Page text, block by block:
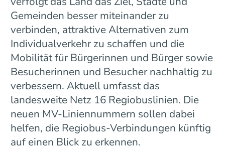
Gemeinden besser miteinander zu
verbinden, attraktive Alternativen zum
Individualverkehr zu schaffen und die
Mobilität für Bürgerinnen und Bürger sowie
Besucherinnen und Besucher nachhaltig zu
verbessern. Aktuell umfasst das
landesweite Netz 16 Regiobuslinien. Die
neuen MV-Liniennummern sollen dabei
helfen, die Regiobus-Verbindungen künftig
auf einen Blick zu erkennen.